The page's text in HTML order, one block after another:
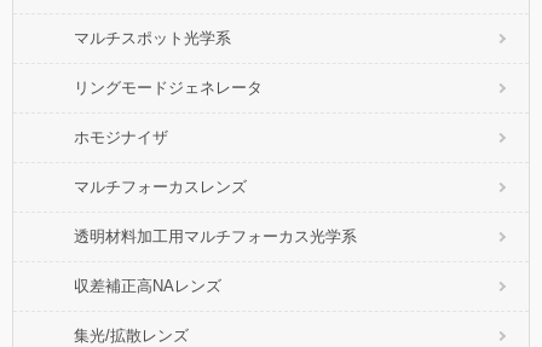
マルチスポット光学系
リングモードジェネレータ
ホモジナイザ
マルチフォーカスレンズ
透明材料加工用マルチフォーカス光学系
収差補正高NAレンズ
集光/拡散レンズ